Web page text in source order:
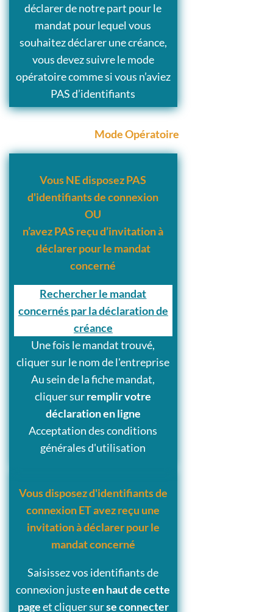
déclarer de notre part pour le
mandat pour lequel vous
souhaitez déclarer une créance,
vous devez suivre le mode
opératoire comme si vous n’aviez
PAS d’identifiants
Mode Opératoire
Vous disposez d'identifiants de
connexion ET avez reçu une
invitation à déclarer pour le
mandat concerné
Saisissez vos identifiants de
connexion justeen haut de cette
pageet cliquer surse connecter
Vous NE disposez PAS
d'identifiants de connexion
OU
n’avez PAS reçu d’invitation à
déclarer pour le mandat
concerné
Rechercher le mandat
concernés par la déclaration de
créance
Une fois le mandat trouvé,
cliquer sur le nom de l'entreprise
Au sein de la fiche mandat,
cliquer surremplir votre
déclaration en ligne
Acceptation des conditions
générales d'utilisation